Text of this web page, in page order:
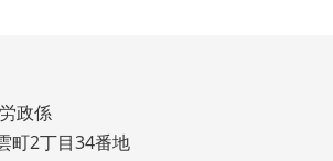
政係
町2丁目34番地